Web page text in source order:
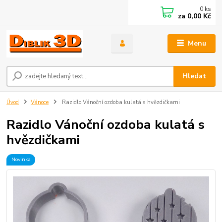
Menu
Hledat
0 ks
za 0,00 Kč
Úvod Vánoce Razidlo Vánoční ozdoba kulatá s hvězdičkami
Razidlo Vánoční ozdoba kulatá s
hvězdičkami
Novinka